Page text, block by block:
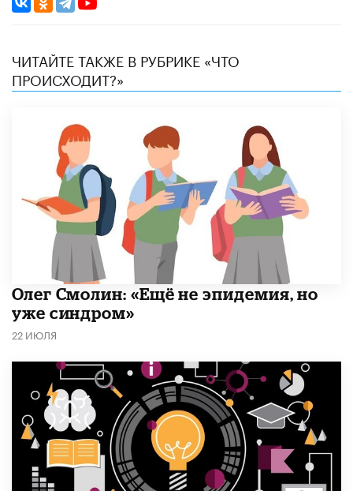
ЧИТАЙТЕ ТАКЖЕ В РУБРИКЕ «ЧТО
ПРОИСХОДИТ?»
​Олег Смолин: «Ещё не эпидемия, но
уже синдром»
22 ИЮЛЯ